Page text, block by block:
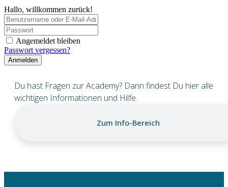
Hallo, willkommen zurück!
Angemeldet bleiben
Passwort vergessen?
Anmelden
Du hast Fragen zur Academy? Dann findest Du hier alle
wichtigen Informationen und Hilfe.
Zum Info-Bereich